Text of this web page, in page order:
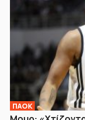
ΠΑΟΚ